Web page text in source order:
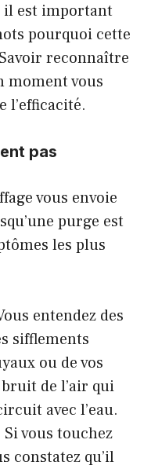
il est important
pourquoi cette
reconnaître
moment vous
l’efficacité.
pas
vous envoie
purge est
les plus
entendez des
sifflements
ou de vos
de l’air qui
avec l’eau.
Si vous touchez
constatez qu’il